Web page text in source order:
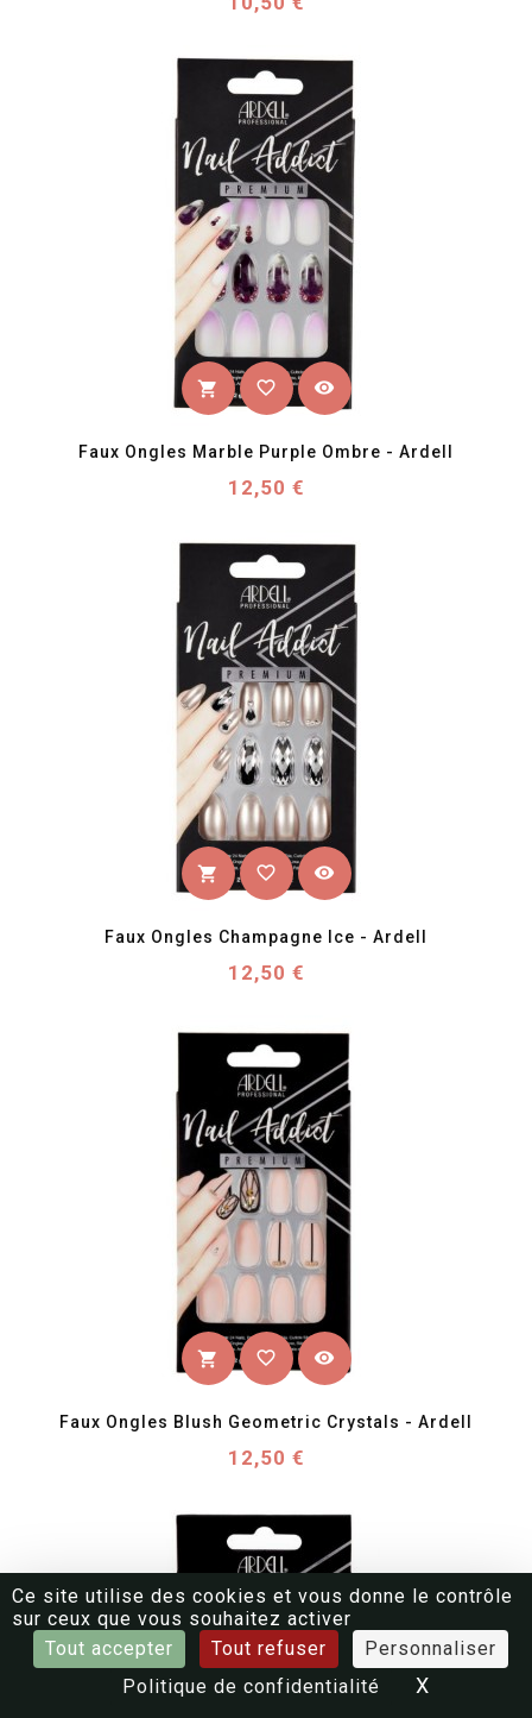
Ce site utilise des cookies et vous donne le contrôle
sur ceux que vous souhaitez activer
Tout accepter
Tout refuser
Personnaliser
Politique de confidentialité
X
shopping_cart favorite_border visibility
Faux Ongles Marble Purple Ombre - Ardell
Prix
12,50 €
shopping_cart favorite_border visibility
Faux Ongles Champagne Ice - Ardell
Prix
12,50 €
shopping_cart favorite_border visibility
Faux Ongles Blush Geometric Crystals - Ardell
Prix
12,50 €